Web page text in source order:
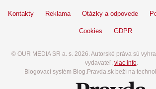
Kontakty Reklama Otázky a odpovede
Cookies GDPR
© OUR MEDIA SR a. s. 2026. Autorské práva sú
vydavateľ, viac info.
Blogovací systém Blog.Pravda.sk beží na